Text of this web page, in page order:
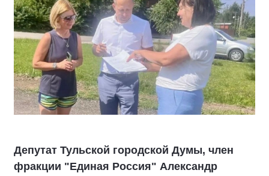
Депутат Тульской городской Думы, член
фракции "Единая Россия" Александр